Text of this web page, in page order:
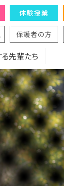
先輩たち
体験授業
保護者の方